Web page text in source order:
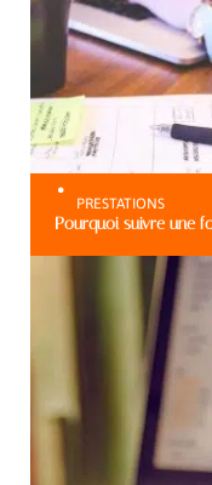
PRESTATIONS
Pourquoi suivre une